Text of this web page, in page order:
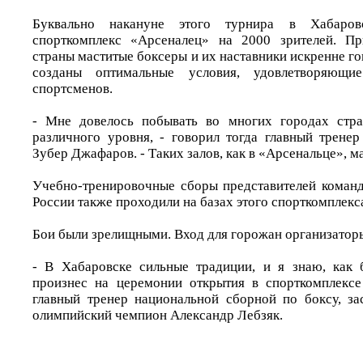
Буквально накануне этого турнира в
спорткомплекс «Арсеналец» на 2000 зрителей.
страны маститые боксеры и их наставники искренне
созданы оптимальные условия,
спортсменов.
- Мне довелось побывать во многих городах
различного уровня, - говорил тогда главный
Зубер Джафаров. - Таких залов, как в «Арсенальце»,
Учебно-тренировочные сборы представителей
России также проходили на базах этого
Бои были зрелищными. Вход для горожан
- В Хабаровске сильные традиции, и я знаю, как
произнес на церемонии открытия в
главный тренер национальной сборной по боксу,
олимпийский чемпион Александр Лебзяк.